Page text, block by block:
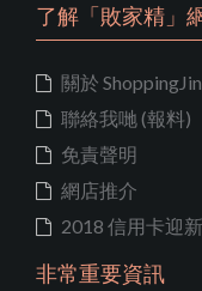
了解「敗家精」
關於
聯絡我哋 (報料)
免責聲明
網店推介
2018 信用卡迎
非常重要資訊